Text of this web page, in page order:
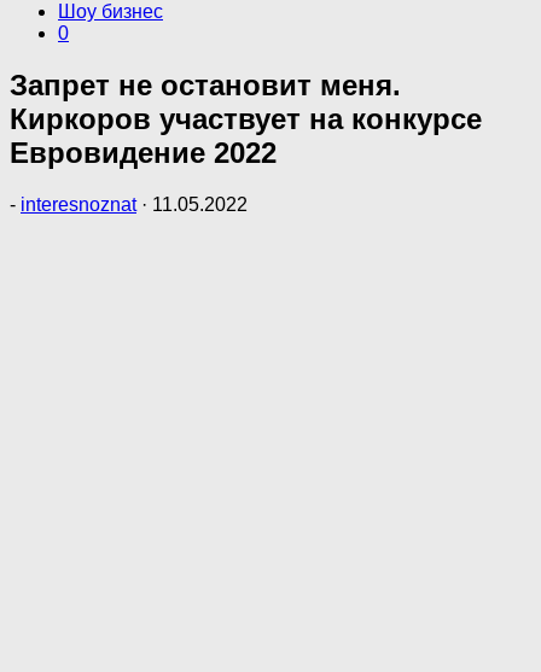
Шоу бизнес
0
Запрет не остановит меня.
Киркоров участвует на конкурсе
Евровидение 2022
- interesnoznat · 11.05.2022